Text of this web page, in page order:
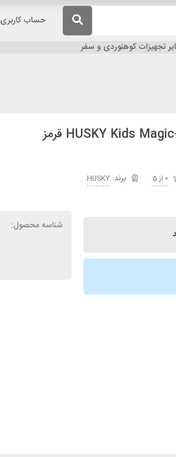
حساب کاربری
تجهیزات کوهنوردی و سفر
0 از 5 HUSKY
شناسه محصول: